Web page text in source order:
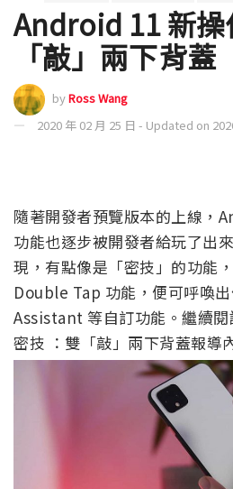
Android 11 新操
「敲」兩下背蓋
byRoss Wang
2020 年 02 月 25 日 - Updated on
隨著開發者預覽版本的上線，
功能也逐步被開發者給玩了出
現，有點像是「密技」的功能
Double Tap 功能，便可呼喚
Assistant 等自訂功能。繼續
密技 ：雙「敲」兩下背蓋報導